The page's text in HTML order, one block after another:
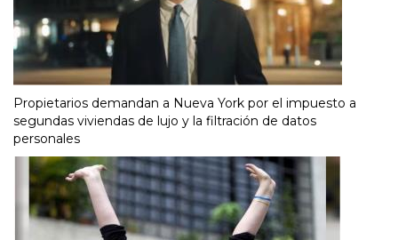
Propietarios demandan a Nueva York por el impuesto a
segundas viviendas de lujo y la filtración de datos
personales